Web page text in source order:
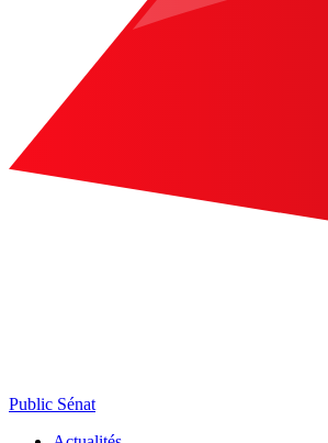
Public Sénat